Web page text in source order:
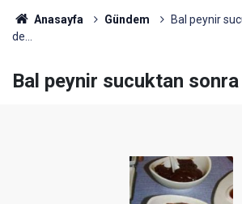
Anasayfa Gündem
Bal peynir
de...
Bal peynir sucuktan